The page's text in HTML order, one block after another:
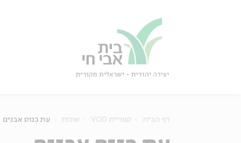
דף הבית ספריית VOD שונות עת כנוס אבנים